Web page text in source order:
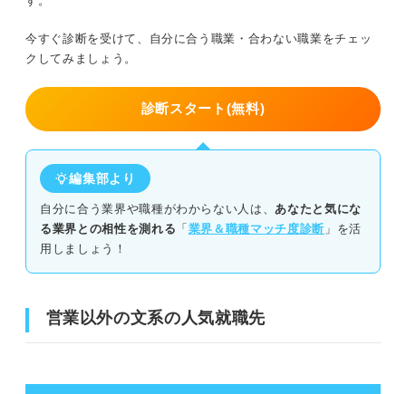
今すぐ診断を受けて、自分に合う職業・合わない職業をチェッ
クしてみましょう。
診断スタート(無料)
編集部より
自分に合う業界や職種がわからない人は、 あなたと気にな
る業界との相性を測れる 「 業界＆職種マッチ度診断 」を活
用しましょう！
営業以外の文系の人気就職先
②志望職種で自分の強みを活かせることを確かめる
③志望職種に就いてから実現したいことを明確化する
④採用方式に合わせた志望動機を作成する
⑤志望職種で活かせる資格やスキルを学生のうちから身に付け
る
営業以外の仕事を目指す文系学生は多い！ 差別化の糸口
をつかむQ&A
「営業以外」ではなく「自分らしく働けるか」で志望職種
を考えよう